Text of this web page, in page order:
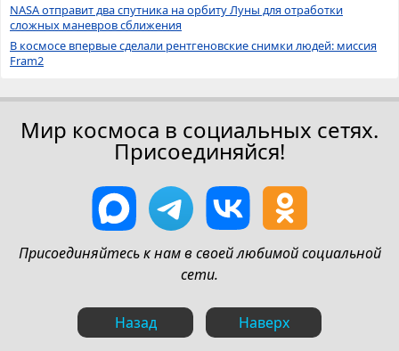
NASA отправит два спутника на орбиту Луны для отработки
сложных маневров сближения
В космосе впервые сделали рентгеновские снимки людей: миссия
Fram2
Мир космоса в социальных сетях.
Присоединяйся!
Присоединяйтесь к нам в своей любимой социальной
сети.
Назад Наверх